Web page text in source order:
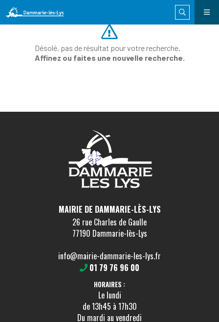
Désolé, pas de résultat pour votre recherche.
Affinez ou faites une nouvelle recherche.
MAIRIE DE DAMMARIE-LÈS-LYS
26 rue Charles de Gaulle
77190 Dammarie-lès-Lys
info@mairie-dammarie-les-lys.fr
01 79 76 96 00
HORAIRES :
Le lundi
de 13h45 à 17h30
Du mardi au vendredi